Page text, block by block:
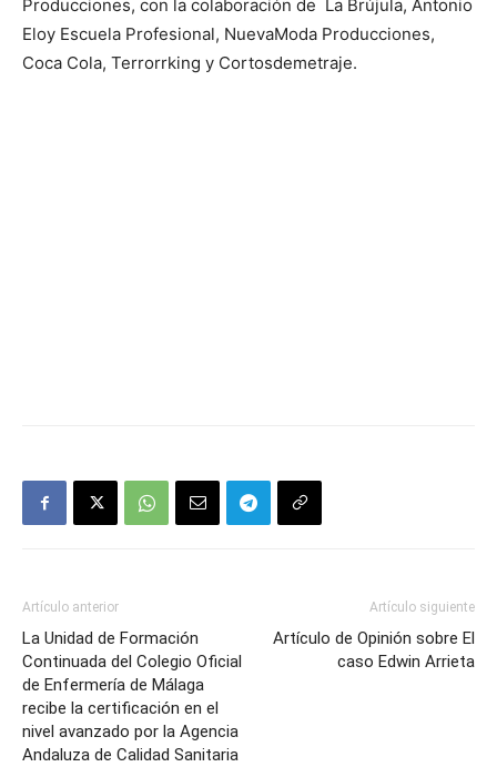
Producciones, con la colaboración de La Brújula, Antonio
Eloy Escuela Profesional, NuevaModa Producciones,
Coca Cola, Terrorrking y Cortosdemetraje.
Artículo anterior
La Unidad de Formación
Continuada del Colegio Oficial
de Enfermería de Málaga
recibe la certificación en el
nivel avanzado por la Agencia
Andaluza de Calidad Sanitaria
Artículo siguiente
Artículo de Opinión sobre El
caso Edwin Arrieta